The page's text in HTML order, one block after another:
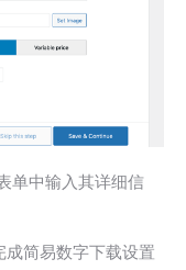
单中输入其详细信
成简易数字下载设置